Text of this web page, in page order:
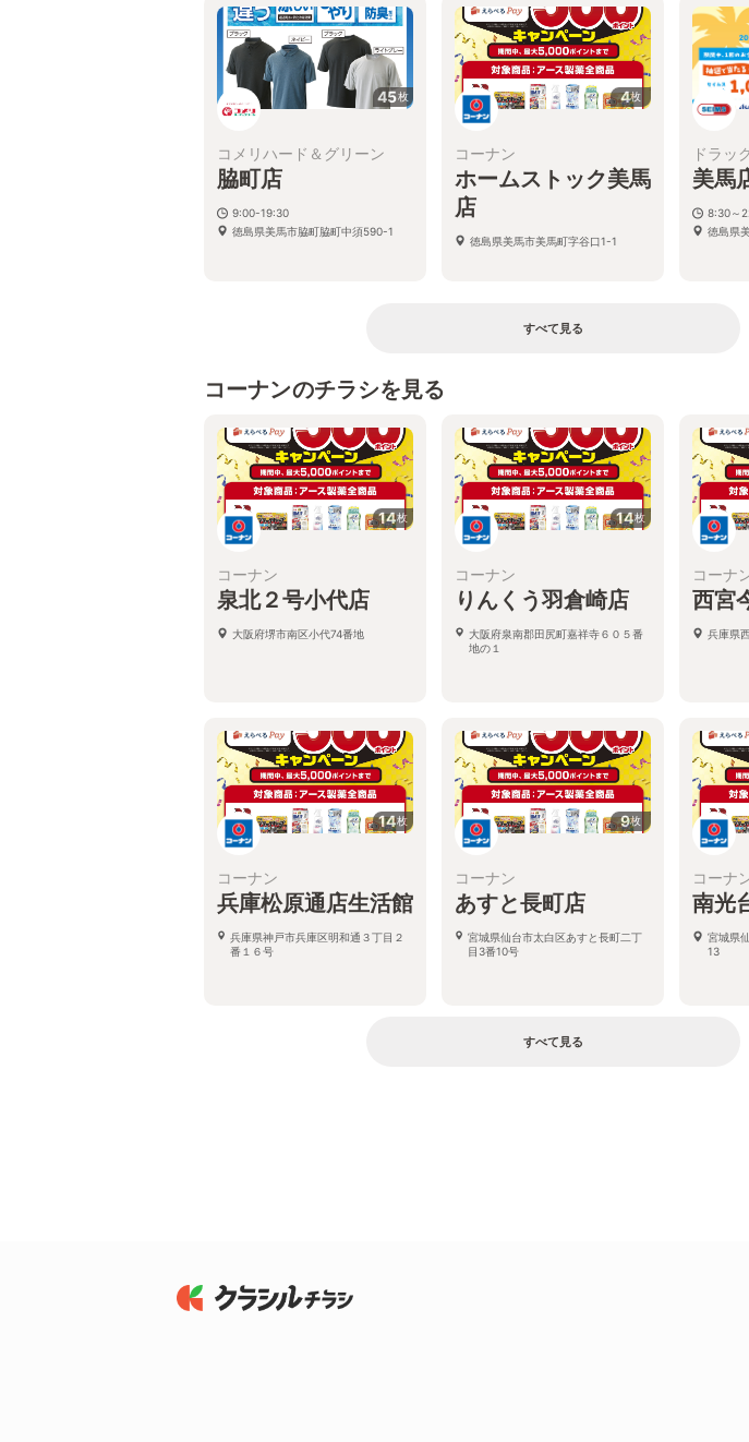
45枚
コメリハード＆グリーン
脇町店
9:00-19:30
徳島県美馬市脇町脇町中須590-1
4枚
コーナン
ホームストック美馬
店
徳島県美馬市美馬町字谷口1-1
ドラッ
美馬
8:30～
徳島県
すべて見る
コーナンのチラシを見る
14枚
コーナン
泉北２号小代店
大阪府堺市南区小代74番地
14枚
コーナン
りんくう羽倉崎店
大阪府泉南郡田尻町嘉祥寺６０５番
地の１
コーナ
西宮
兵庫県
14枚
コーナン
兵庫松原通店生活館
兵庫県神戸市兵庫区明和通３丁目２
番１６号
9枚
コーナン
あすと長町店
宮城県仙台市太白区あすと長町二丁
目3番10号
コーナ
南光
宮城県
13
すべて見る